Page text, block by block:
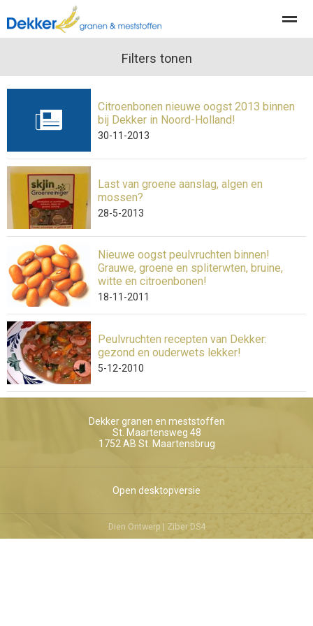
Actueel Organisatie
Home Nieuws Locatie Contact
Filters tonen
Citroenbonen nieuwe oogst 2013 binnen
bij Dekker in Noord-Holland!
30-11-2013
Last van groene aanslag, algen en
mossen?
28-5-2013
Nieuwe oogst peulvruchten binnen!
Grauwe, groene en spliterwten, bruine,
witte en citroenbonen!
18-11-2011
Peulvruchten recepten van Dekker:
gezond en ouderwets lekker!
5-12-2010
Dekker granen en meststoffen
St. Maartensweg 48
1752 AB St. Maartensbrug
Open desktopversie
Dien Ontwerp | Ziber DS4